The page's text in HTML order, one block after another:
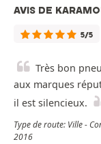
AVIS DE
5/5
Très bon
aux marques
il est silencieux.
Type de route: Ville -
2016